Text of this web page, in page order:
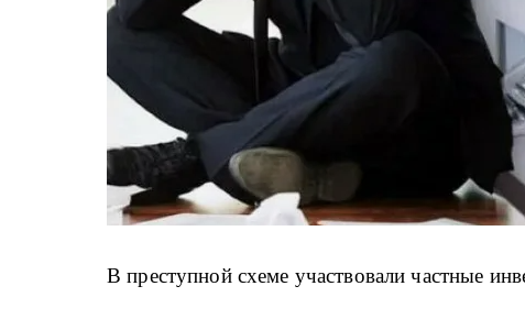
В преступной схеме участвовали частные